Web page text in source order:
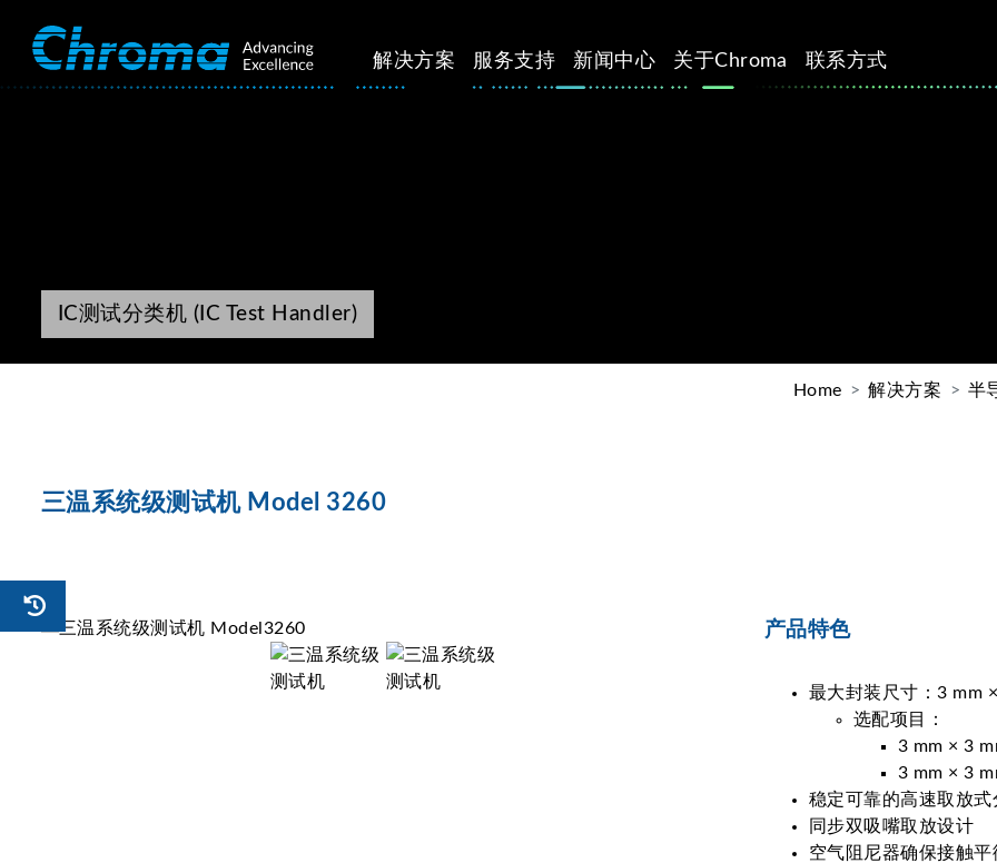
解决方案 服务支持 新闻中心 关于Chroma 联系方式
IC测试分类机 (IC Test Handler)
Home 解决方案 半
三温系统级测试机 Model 3260
产品特色
最大封装尺寸：3 mm
选配项目：
3 mm × 3
3 mm × 3
稳定可靠的高速取放式
同步双吸嘴取放设计
空气阻尼器确保接触平